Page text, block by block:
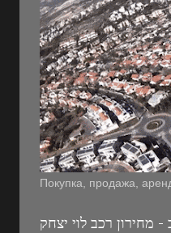
Покупка, продажа,
מחירון רכב לוי יצחק